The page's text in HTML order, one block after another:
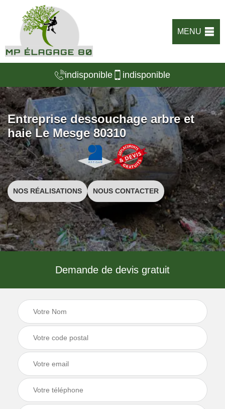
MENU
indisponible indisponible
Entreprise dessouchage arbre et
haie Le Mesge 80310
NOS RÉALISATIONS NOUS CONTACTER
Demande de devis gratuit